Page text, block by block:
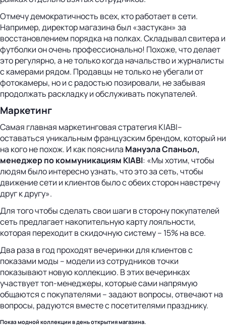
Отмечу демократичность всех, кто работает в сети.
Например, директор магазина был «застукан» за
восстановлением порядка на полках. Складывал свитера и
футболки он очень профессионально! Похоже, что делает
это регулярно, а не только когда начальство и журналисты
с камерами рядом. Продавцы не только не убегали от
фотокамеры, но и с радостью позировали, не забывая
продолжать раскладку и обслуживать покупателей.
Маркетинг
Самая главная маркетинговая стратегия KIABI–
оставаться уникальным французским брендом, который ни
на кого не похож. И как пояснила Мануэла Спаньол,
менеджер по коммуникациям KIABI: «Мы хотим, чтобы
людям было интересно узнать, что это за сеть, чтобы
движение сети и клиентов было с обеих сторон навстречу
друг к другу».
Для того чтобы сделать свои шаги в сторону покупателей
сеть предлагает накопительную карту лояльности,
которая переходит в скидочную систему – 15% на все.
Два раза в год проходят вечеринки для клиентов с
показами моды – модели из сотрудников точки
показывают новую коллекцию. В этих вечеринках
участвует топ-менеджеры, которые сами напрямую
общаются с покупателями – задают вопросы, отвечают на
вопросы, радуются вместе с посетителями празднику.
Показ модной коллекции в день открытия магазина.